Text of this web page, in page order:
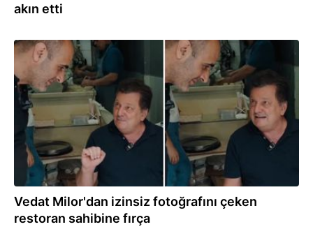
akın etti
30.11.2024
Vedat Milor'dan izinsiz fotoğrafını çeken
restoran sahibine fırça